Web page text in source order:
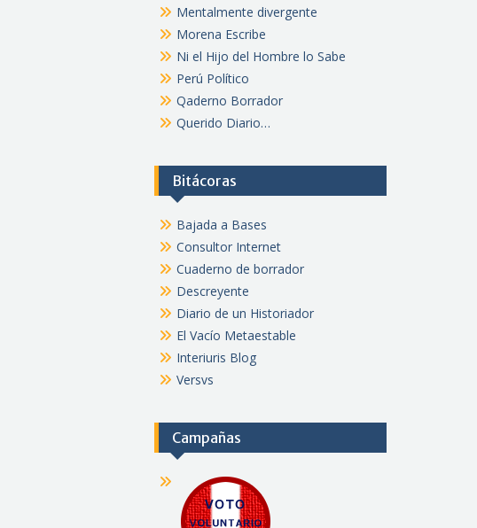
Mentalmente divergente
Morena Escribe
Ni el Hijo del Hombre lo Sabe
Perú Político
Qaderno Borrador
Querido Diario…
Bitácoras
Bajada a Bases
Consultor Internet
Cuaderno de borrador
Descreyente
Diario de un Historiador
El Vacío Metaestable
Interiuris Blog
Versvs
Campañas